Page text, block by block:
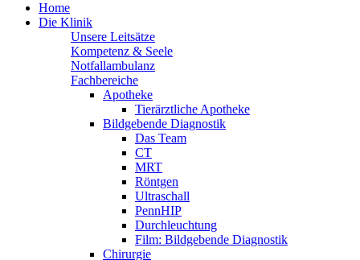
Home
Die Klinik
Unsere Leitsätze
Kompetenz & Seele
Notfallambulanz
Fachbereiche
Apotheke
Tierärztliche Apotheke
Bildgebende Diagnostik
Das Team
CT
MRT
Röntgen
Ultraschall
PennHIP
Durchleuchtung
Film: Bildgebende Diagnostik
Chirurgie